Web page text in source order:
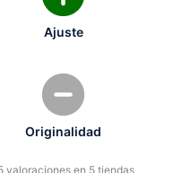
Ajuste
Originalidad
valoraciones en 5 tiendas